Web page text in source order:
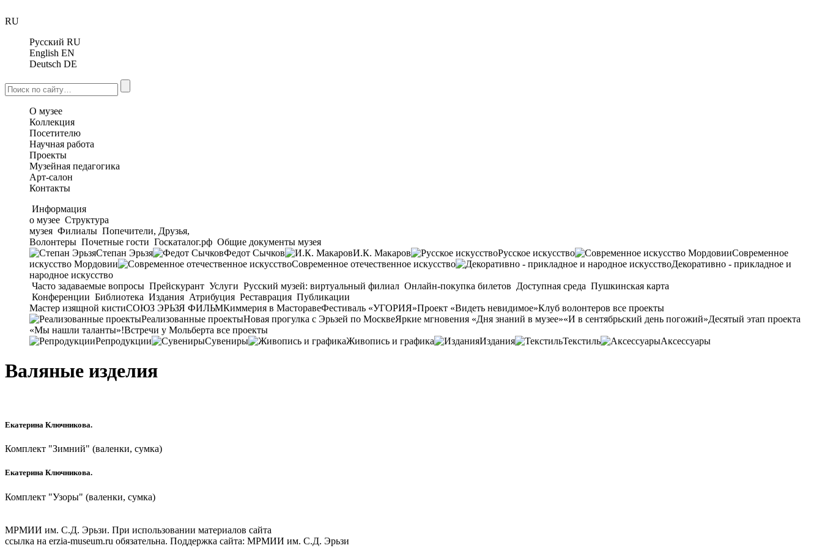
RU
Русский RU
English EN
Deutsch DE
О музее
Коллекция
Посетителю
Научная работа
Проекты
Музейная педагогика
Арт-салон
Контакты
Информация
о музее Структура
музея Филиалы Попечители, Друзья,
Волонтеры Почетные гости Госкаталог.рф Общие документы музея
Степан Эрьзя
Федот Сычков И.К. Макаров Русское искусство
Современное
искусство Мордовии
Современное отечественное искусство
Декоративно - прикладное и
народное искусство
Часто задаваемые вопросы Прейскурант Услуги Русский музей: виртуальный филиал Онлайн-покупка билетов Доступная среда Пушкинская карта
Конференции Библиотека Издания Атрибуция Реставрация Публикации
Мастер изящной кистиСОЮЗ ЭРЬЗЯ ФИЛЬМКиммерия в МасторавеФестиваль «УГОРИЯ»Проект «Видеть невидимое»Клуб волонтеров все проекты
Реализованные проектыНовая прогулка с Эрьзей по МосквеЯркие мгновения «Дня знаний в музее»«И в сентябрьский день погожий»Десятый этап проекта
«Мы нашли таланты»!Встречи у Мольберта все проекты
Репродукции
Сувениры Живопись и графика Издания Текстиль Аксессуары
Валяные изделия
Екатерина Ключникова.
Комплект "Зимний" (валенки, сумка)
Екатерина Ключникова.
Комплект "Узоры" (валенки, сумка)
МРМИИ им. С.Д. Эрьзи. При использовании материалов сайта
ссылка на erzia-museum.ru обязательна. Поддержка сайта: МРМИИ им. С.Д. Эрьзи